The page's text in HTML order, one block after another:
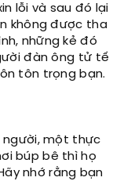
lỗi và sau đó lại
không được tha
những kẻ đó
đàn ông tử tế
tôn trọng bạn.
người, một thực
búp bê thì họ
nhớ rằng bạn